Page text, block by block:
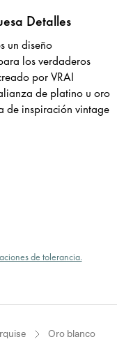
Detalles
un diseño
los verdaderos
por VRAI
de platino u oro
de inspiración vintage
de tolerancia.
Oro blanco